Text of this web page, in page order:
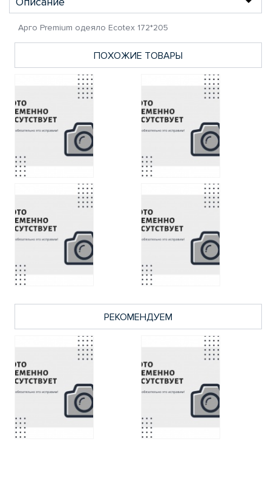
Арго Premium одеяло Ecotex 172*205
ПОХОЖИЕ ТОВАРЫ
РЕКОМЕНДУЕМ